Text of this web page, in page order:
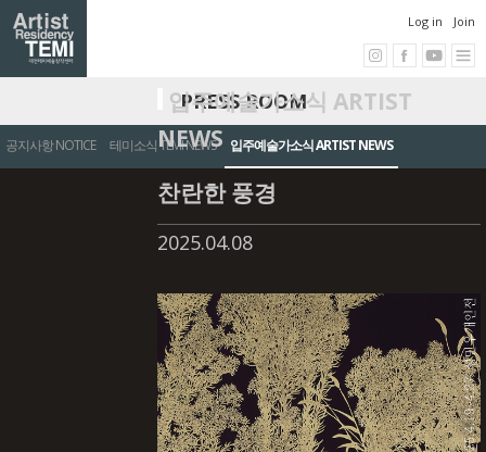
Log in Join
PRESS ROOM
공지사항 NOTICE 테미소식 TEMI NEWS 입주예술가소식 ARTIST NEWS
입주예술가소식 ARTIST
NEWS
찬란한 풍경
2025.04.08